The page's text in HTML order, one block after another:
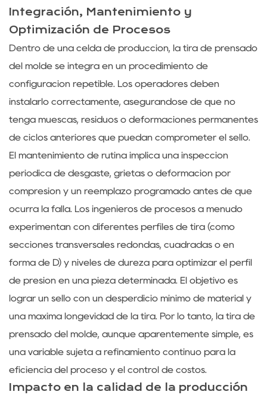
Integración, Mantenimiento y
Optimización de Procesos
Dentro de una celda de producción, la tira de prensado
del molde se integra en un procedimiento de
configuración repetible. Los operadores deben
instalarlo correctamente, asegurándose de que no
tenga muescas, residuos o deformaciones permanentes
de ciclos anteriores que puedan comprometer el sello.
El mantenimiento de rutina implica una inspección
periódica de desgaste, grietas o deformación por
compresión y un reemplazo programado antes de que
ocurra la falla. Los ingenieros de procesos a menudo
experimentan con diferentes perfiles de tira (como
secciones transversales redondas, cuadradas o en
forma de D) y niveles de dureza para optimizar el perfil
de presión en una pieza determinada. El objetivo es
lograr un sello con un desperdicio mínimo de material y
una máxima longevidad de la tira. Por lo tanto, la tira de
prensado del molde, aunque aparentemente simple, es
una variable sujeta a refinamiento continuo para la
eficiencia del proceso y el control de costos.
Impacto en la calidad de la producción